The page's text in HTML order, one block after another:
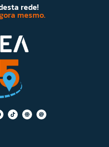
rede!
mesmo.